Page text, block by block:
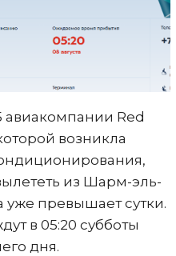
авиакомпании Red
возникла
из Шарм-эль-
превышает сутки.
в 05:20 субботы
дня.